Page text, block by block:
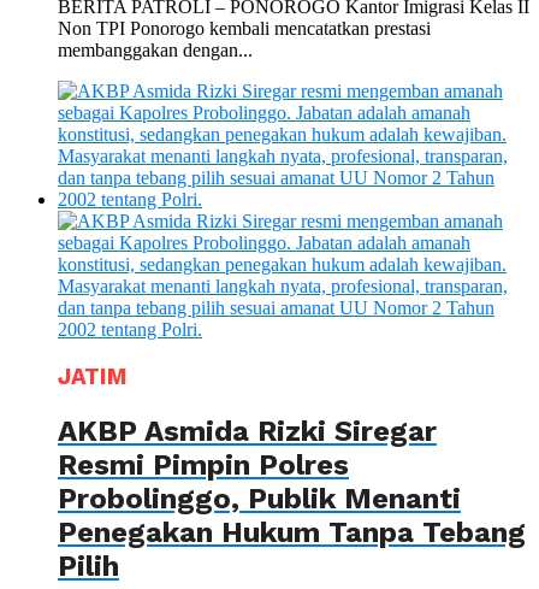
BERITA PATROLI – PONOROGO Kantor Imigrasi Kelas II
Non TPI Ponorogo kembali mencatatkan prestasi
membanggakan dengan...
JATIM
AKBP Asmida Rizki Siregar
Resmi Pimpin Polres
Probolinggo, Publik Menanti
Penegakan Hukum Tanpa Tebang
Pilih